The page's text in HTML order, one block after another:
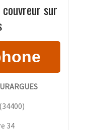
sur
(34400)
34